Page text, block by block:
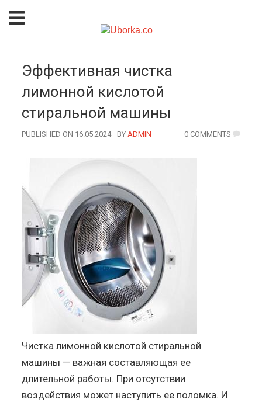
Эффективная чистка
лимонной кислотой
стиральной машины
PUBLISHED ON 16.05.2024 BY AUTHOR
ADMIN 0 COMMENTS
Чистка лимонной кислотой стиральной
машины — важная составляющая ее
длительной работы. При отсутствии
воздействия может наступить ее поломка. И